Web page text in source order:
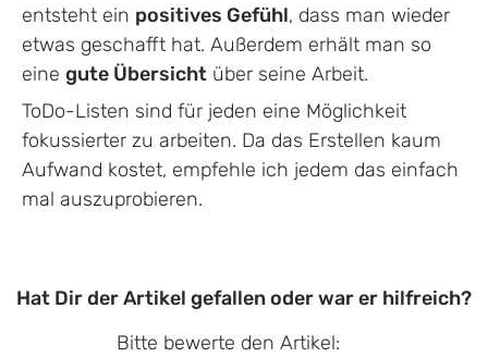
entsteht ein positives Gefühl, dass man wieder
etwas geschafft hat. Außerdem erhält man so
eine gute Übersicht über seine Arbeit.
ToDo-Listen sind für jeden eine Möglichkeit
fokussierter zu arbeiten. Da das Erstellen kaum
Aufwand kostet, empfehle ich jedem das einfach
mal auszuprobieren.
Hat Dir der Artikel gefallen oder war er hilfreich?
Bitte bewerte den Artikel: